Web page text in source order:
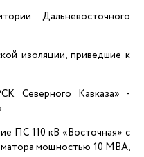
Дальневосточного
изоляции, приведшие к
Северного Кавказа» -
ПС 110 кВ «Восточная» с
мощностью 10 МВА,